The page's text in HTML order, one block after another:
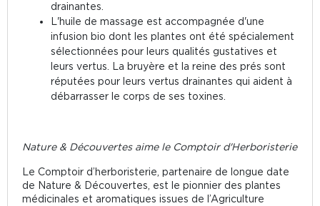
drainantes.
L'huile de massage est accompagnée d'une
infusion bio dont les plantes ont été spécialement
sélectionnées pour leurs qualités gustatives et
leurs vertus. La bruyère et la reine des prés sont
réputées pour leurs vertus drainantes qui aident à
débarrasser le corps de ses toxines.
Nature & Découvertes aime le Comptoir d'Herboristerie
Le Comptoir d’herboristerie, partenaire de longue date
de Nature & Découvertes, est le pionnier des plantes
médicinales et aromatiques issues de l’Agriculture